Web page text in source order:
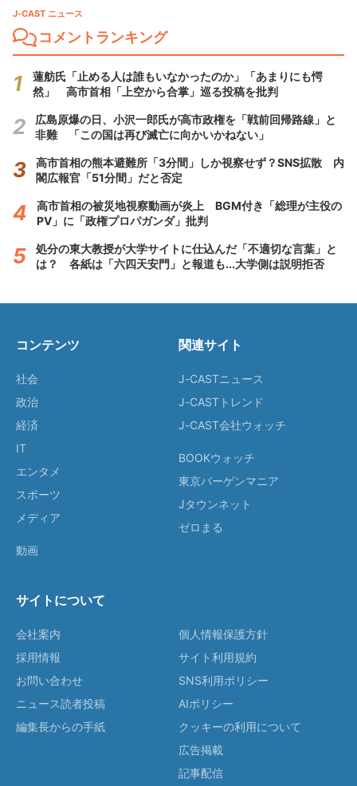
J-CAST ニュース
コメントランキング
蓮舫氏「止める人は誰もいなかったのか」「あまりにも愕
然」 高市首相「上空から合掌」巡る投稿を批判
広島原爆の日、小沢一郎氏が高市政権を「戦前回帰路線」と
非難 「この国は再び滅亡に向かいかねない」
高市首相の熊本避難所「3分間」しか視察せず？SNS拡散 内
閣広報官「51分間」だと否定
高市首相の被災地視察動画が炎上 BGM付き「総理が主役の
PV」に「政権プロパガンダ」批判
処分の東大教授が大学サイトに仕込んだ「不適切な言葉」と
は？ 各紙は「六四天安門」と報道も...大学側は説明拒否
コンテンツ
社会
政治
経済
IT
エンタメ
スポーツ
メディア
動画
関連サイト
J-CASTニュース
J-CASTトレンド
J-CAST会社ウォッチ
BOOKウォッチ
東京バーゲンマニア
Jタウンネット
ゼロまる
サイトについて
会社案内
採用情報
お問い合わせ
ニュース読者投稿
編集長からの手紙
個人情報保護方針
サイト利用規約
SNS利用ポリシー
AIポリシー
クッキーの利用について
広告掲載
記事配信